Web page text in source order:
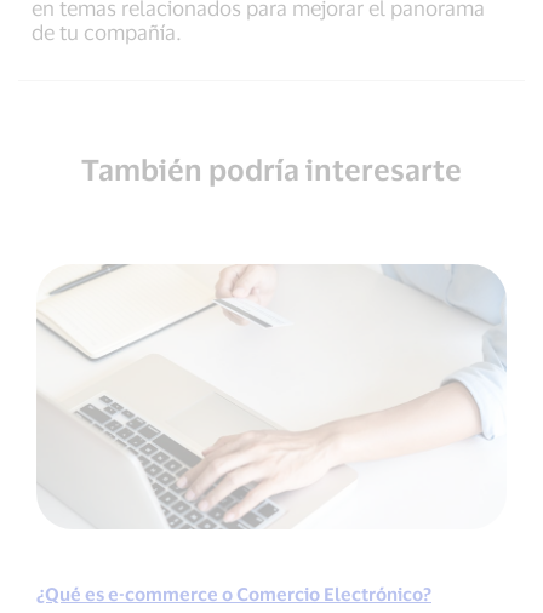
en temas relacionados para mejorar el panorama
de tu compañía.
También podría interesarte
¿Qué es e-commerce o Comercio Electrónico?